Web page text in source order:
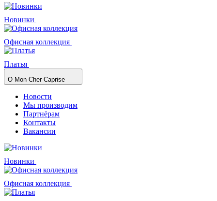
Новинки
Офисная коллекция
Платья
О Mon Cher Caprise
Новости
Мы производим
Партнёрам
Контакты
Вакансии
Новинки
Офисная коллекция